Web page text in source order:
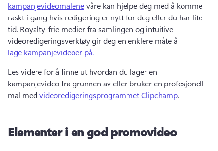
kampanjevideomalene våre kan hjelpe deg med å komme
raskt i gang hvis redigering er nytt for deg eller du har lite
tid. Royalty-frie medier fra samlingen og intuitive
videoredigeringsverktøy gir deg en enklere måte å
lage kampanjevideoer på.
Les videre for å finne ut hvordan du lager en
kampanjevideo fra grunnen av eller bruker en profesjonell
mal med videoredigeringsprogrammet Clipchamp.
Elementer i en god promovideo